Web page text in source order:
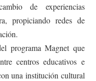
de experiencias
propiciando redes de
programa Magnet que
centros educativos e
una institución cultural